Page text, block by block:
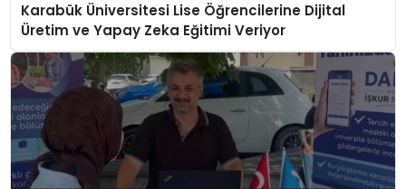
Karabük Üniversitesi Lise Öğrencilerine Dijital
Üretim ve Yapay Zeka Eğitimi Veriyor